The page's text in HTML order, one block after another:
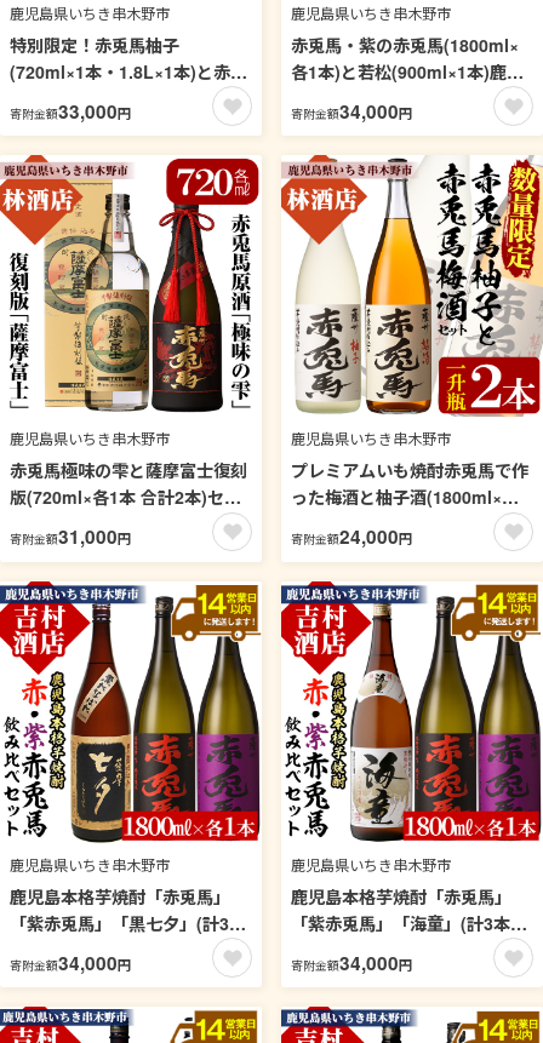
鹿児島県いちき串木野市
特別限定！赤兎馬柚子
(720ml×1本・1.8L×1本)と赤兎
馬徳利(720ml×1本)の3本セッ
ト！鹿児島 鹿児島特産 酒 焼酎
芋焼酎 飲み比べ セット 1800
一升瓶 柚子酒 ゆず リキュール
ソーダ割【林酒店】【99-023-
27】
寄附金額33,000円
鹿児島県いちき串木野市
赤兎馬・紫の赤兎馬(1800ml×
各1本)と若松(900ml×1本)鹿児
島芋焼酎飲み比べセット！鹿児
島 鹿児島特産 酒 焼酎 芋焼酎
人気 飲み比べ セット【林酒
店】【99-023-26】
寄附金額34,000円
鹿児島県いちき串木野市
赤兎馬極味の雫と薩摩富士復刻
版(720ml×各1本 合計2本)セッ
ト！鹿児島 鹿児島特産 酒 焼酎
芋焼酎 飲み比べ セット【林酒
店】【99-023-25】
寄附金額31,000円
鹿児島県いちき串木野市
プレミアムいも焼酎赤兎馬で作
った梅酒と柚子酒(1800ml×各1
本 合計2本)セット！鹿児島 鹿
児島特産 酒 焼酎 芋焼酎 飲み比
べ セット 1.8L 一升瓶 リキュー
ル【林酒店】【99-023-24】
寄附金額24,000円
鹿児島県いちき串木野市
鹿児島本格芋焼酎「赤兎馬」
「紫赤兎馬」「黒七夕」(計3
本・1800ml×各1本)国産 九州
産 鹿児島 酒 焼酎 芋焼酎 人気
飲み比べ セット 1.8L 一升瓶
【吉村酒店】【99-003-26】
寄附金額34,000円
鹿児島県いちき串木野市
鹿児島本格芋焼酎「赤兎馬」
「紫赤兎馬」「海童」(計3本・
1800ml×各1本)国産 九州産 鹿
児島 酒 焼酎 芋焼酎 人気 飲み
比べ セット 1.8L 一升瓶【吉村
酒店】【99-003-25】
寄附金額34,000円